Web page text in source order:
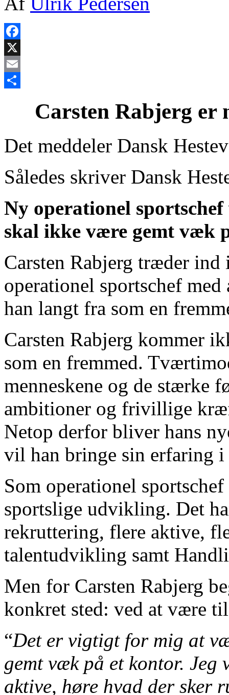
Facebook
X
Email
Carsten Rabjerg er
Det meddeler Dansk
Således skriver Dansk
Ny operationel
skal ikke være gemt væk
Carsten Rabjerg træder ind
operationel sportschef
han langt fra som en
Carsten Rabjerg kommer
som en fremmed.
menneskene og de stærke
ambitioner og frivillige
Netop derfor bliver hans
vil han bringe sin erfaring
Som operationel
sportslige udvikling. Det
rekruttering, flere aktive,
talentudvikling samt
Men for Carsten Rabjerg
konkret sted: ved at være
“Det er vigtigt for mig at
gemt væk på et kontor. Jeg
aktive, høre hvad der sker